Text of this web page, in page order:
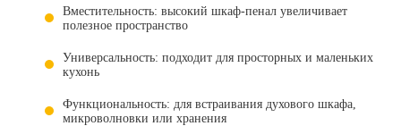
Вместительность: высокий шкаф-пенал увеличивает
полезное пространство
Универсальность: подходит для просторных и маленьких
кухонь
Функциональность: для встраивания духового шкафа,
микроволновки или хранения